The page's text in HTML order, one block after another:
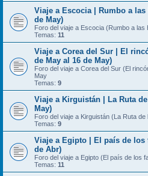
Viaje a Escocia | Rumbo a
de May)
Foro del viaje a Escocia (Rumbo a
Temas: 11
Viaje a Corea del Sur | El
de May al 16 de May)
Foro del viaje a Corea del Sur (El
May
Temas: 9
Viaje a Kirguistán | La Ruta
May)
Foro del viaje a Kirguistán (La Ruta
Temas: 9
Viaje a Egipto | El país de los
de Abr)
Foro del viaje a Egipto (El país de los
Temas: 11